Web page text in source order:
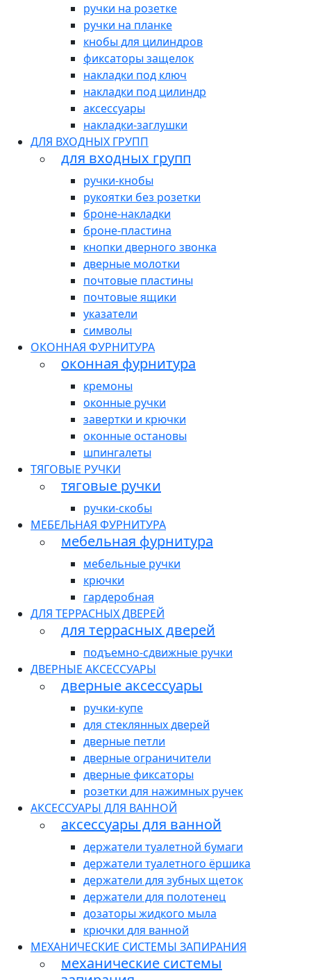
ручки на розетке
ручки на планке
кнобы для цилиндров
фиксаторы защелок
накладки под ключ
накладки под цилиндр
аксессуары
накладки-заглушки
ДЛЯ ВХОДНЫХ ГРУПП
для входных групп
ручки-кнобы
рукоятки без розетки
броне-накладки
броне-пластина
кнопки дверного звонка
дверные молотки
почтовые пластины
почтовые ящики
указатели
символы
ОКОННАЯ ФУРНИТУРА
оконная фурнитура
кремоны
оконные ручки
завертки и крючки
оконные остановы
шпингалеты
ТЯГОВЫЕ РУЧКИ
тяговые ручки
ручки-скобы
МЕБЕЛЬНАЯ ФУРНИТУРА
мебельная фурнитура
мебельные ручки
крючки
гардеробная
ДЛЯ ТЕРРАСНЫХ ДВЕРЕЙ
для террасных дверей
подъемно-сдвижные ручки
ДВЕРНЫЕ АКСЕССУАРЫ
дверные аксессуары
ручки-купе
для стеклянных дверей
дверные петли
дверные ограничители
дверные фиксаторы
розетки для нажимных ручек
АКСЕССУАРЫ ДЛЯ ВАННОЙ
аксессуары для ванной
держатели туалетной бумаги
держатели туалетного ёршика
держатели для зубных щеток
держатели для полотенец
дозаторы жидкого мыла
крючки для ванной
МЕХАНИЧЕСКИЕ СИСТЕМЫ ЗАПИРАНИЯ
механические системы